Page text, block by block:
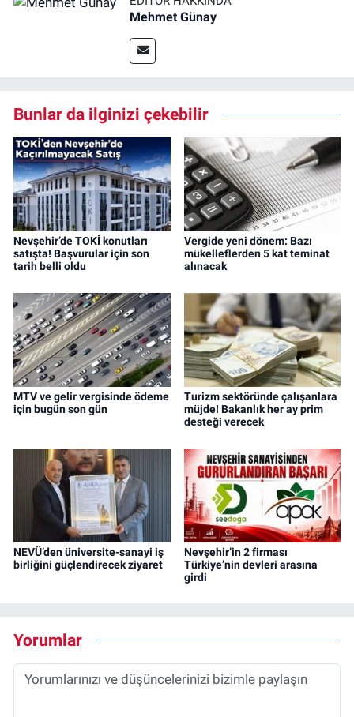
Mehmet Günay
Bunlar da ilginizi çekebilir
Nevşehir’de TOKİ konutları
satışta! Başvurular için son
tarih belli oldu
Vergide yeni dönem: Bazı
mükelleflerden 5 kat teminat
alınacak
MTV ve gelir vergisinde ödeme
için bugün son gün
Turizm sektöründe çalışanlara
müjde! Bakanlık her ay prim
desteği verecek
NEVÜ’den üniversite-sanayi iş
birliğini güçlendirecek ziyaret
Nevşehir’in 2 firması
Türkiye’nin devleri arasına
girdi
Yorumlar